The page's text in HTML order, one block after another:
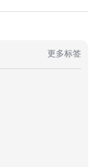
更多标签